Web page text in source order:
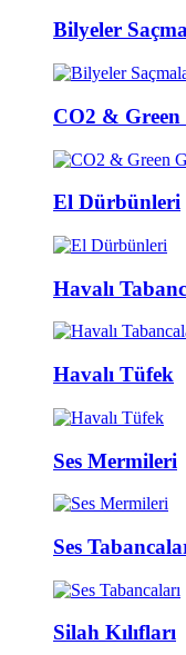
Bilyeler
CO2 & Green
El Dürbünleri
Havalı
Havalı Tüfek
Ses Mermileri
Ses
Silah Kılıfları